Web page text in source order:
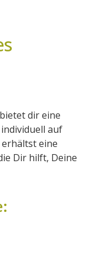
dir eine
auf
eine
Dir hilft, Deine